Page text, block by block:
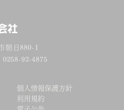
朝日880-1
92-4875
個人情報保護方針
利用規約